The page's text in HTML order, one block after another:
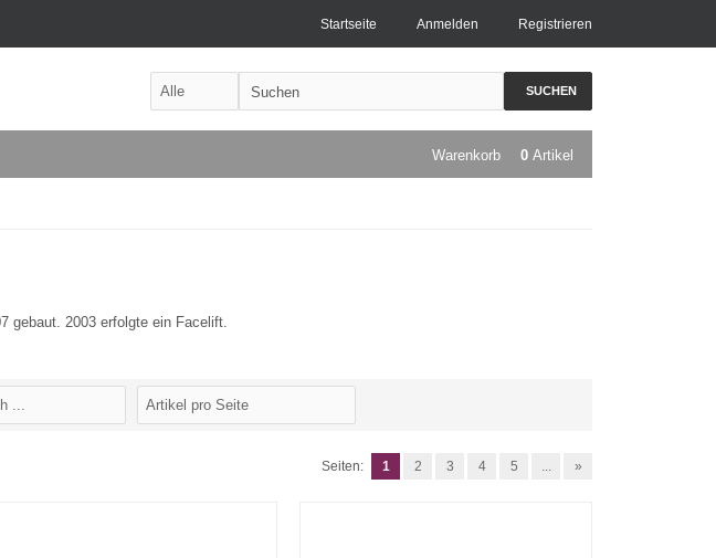
Registrieren
Anmelden
Startseite
SUCHEN
Warenkorb 0 Artikel
gebaut. 2003 erfol gte ein Facelift.
Seiten: 1 2 3 4 5 ... »